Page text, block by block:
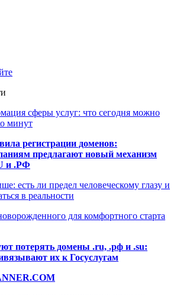
сферы услуг: что сегодня можно
минут
регистрации доменов:
предлагают новый механизм
и .РФ
есть ли предел человеческому глазу и
в реальности
для комфортного старта
потерять домены .ru, .рф и .su:
их к Госуслугам